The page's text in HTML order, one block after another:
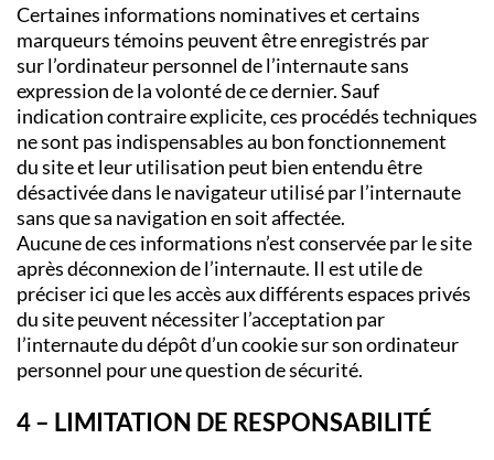
Certaines informations nominatives et certains
marqueurs témoins peuvent être enregistrés par
sur l’ordinateur personnel de l’internaute sans
expression de la volonté de ce dernier. Sauf
indication contraire explicite, ces procédés techniques
ne sont pas indispensables au bon fonctionnement
du site et leur utilisation peut bien entendu être
désactivée dans le navigateur utilisé par l’internaute
sans que sa navigation en soit affectée.
Aucune de ces informations n’est conservée par le site
après déconnexion de l’internaute. Il est utile de
préciser ici que les accès aux différents espaces privés
du site peuvent nécessiter l’acceptation par
l’internaute du dépôt d’un cookie sur son ordinateur
personnel pour une question de sécurité.
4 – LIMITATION DE RESPONSABILITÉ